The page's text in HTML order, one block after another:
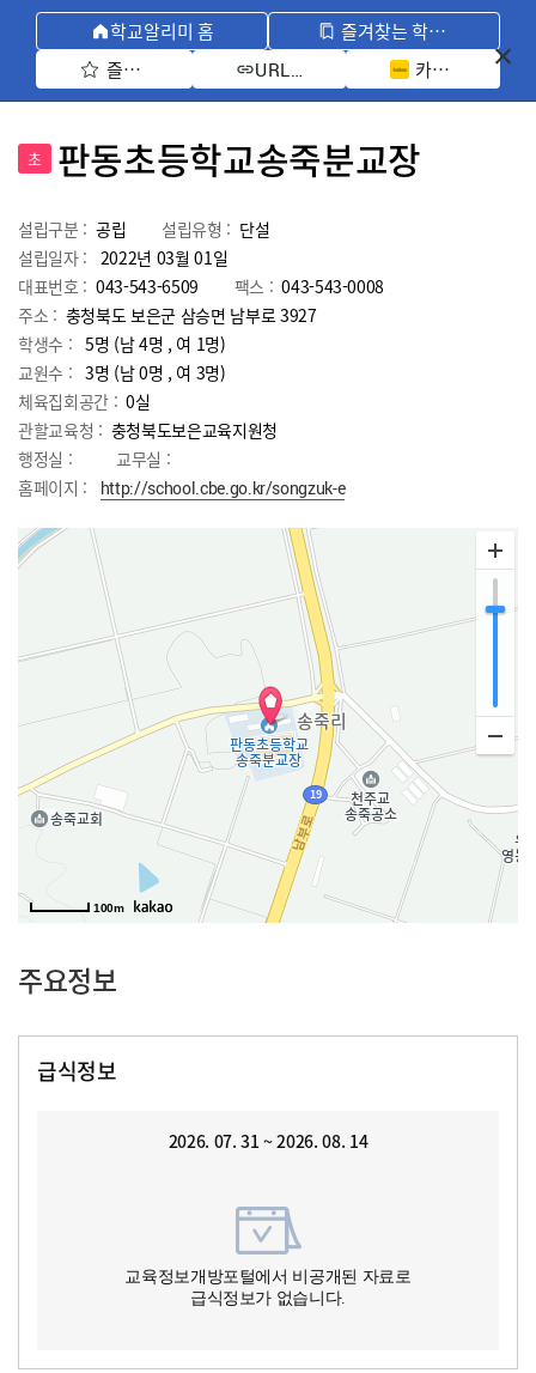
학교알리미 홈
즐겨찾는 학교 모아보기
즐겨찾기 선택
URL 복사 카카오톡 공유
초 판동초등학교송죽분교장
설립구분 : 공립 설립유형 : 단설
설립일자 : 2022년 03월 01일
대표번호 : 043-543-6509 팩스 : 043-543-0008
주소 : 충청북도 보은군 삼승면 남부로 3927
학생수 : 5명 (남 4명 , 여 1명)
교원수 : 3명 (남0명 , 여 3명)
체육집회공간 : 0실
관할교육청 : 충청북도보은교육지원청
행정실 :
교무실 :
홈페이지 :
http://school.cbe.go.kr/songzuk-e
100m
주요정보
급식정보
2026. 07. 31 ~ 2026. 08. 14
교육정보개방포털에서 비공개된 자료로
급식정보가 없습니다.